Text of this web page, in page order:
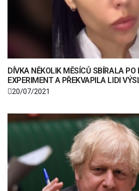
DÍVKA NĚKOLIK MĚSÍCŮ SBÍRALA PO
EXPERIMENT A PŘEKVAPILA LIDI
20/07/2021